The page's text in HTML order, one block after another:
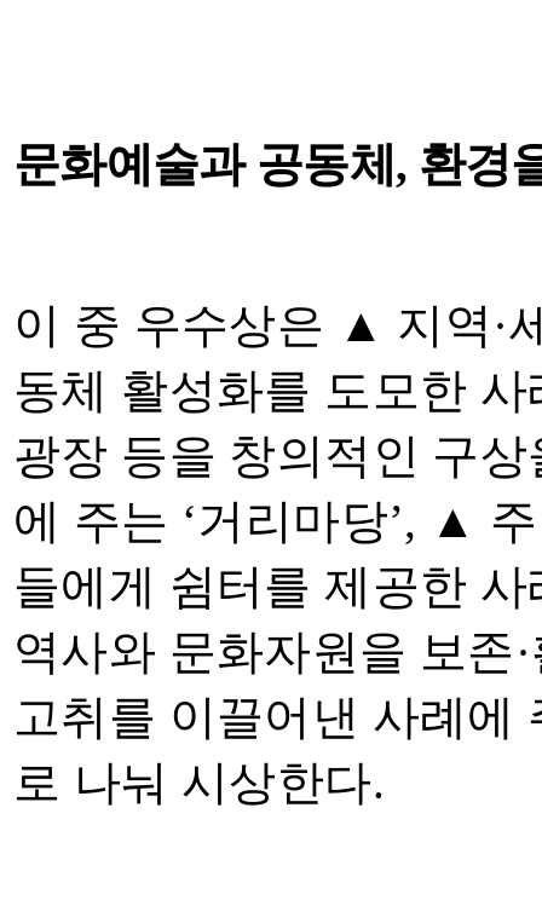
문화예술과 공동체, 환경
이 중 우수상은 ▲ 지역 ·
동체 활성화를 도모한
광장 등을 창의적인 구
에 주는 ‘거리마당’, ▲
들에게 쉼터를 제공한
역사와 문화자원을 보존·
고취를 이끌어낸 사례에
로 나눠 시상한다.